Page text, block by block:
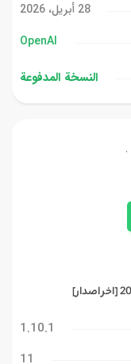
28 أبريل، 2026
OpenAI‏
النسخة المدفوعة
1.10.1
11